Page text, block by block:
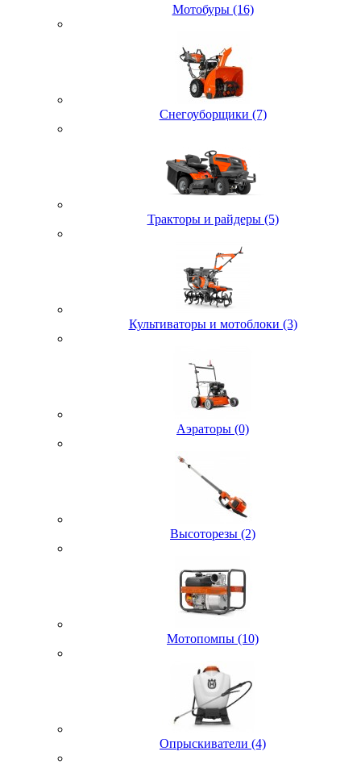
Мотобуры (16)
Снегоуборщики (7)
Тракторы и райдеры (5)
Культиваторы и мотоблоки (3)
Аэраторы (0)
Высоторезы (2)
Мотопомпы (10)
Опрыскиватели (4)